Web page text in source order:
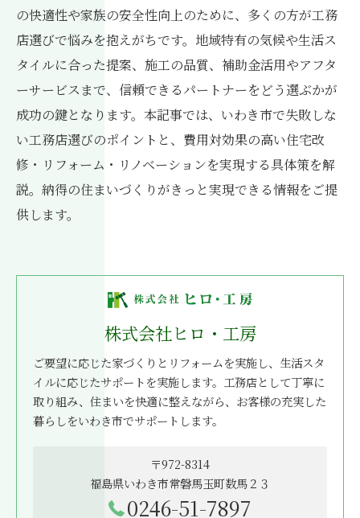
の快適性や家族の安全性向上のために、多くの方が工務
店選びで悩みを抱えがちです。地域特有の気候や生活ス
タイルに合った提案、施工の品質、補助金活用やアフタ
ーサービスまで、信頼できるパートナーをどう選ぶかが
成功の鍵となります。本記事では、いわき市で失敗しな
い工務店選びのポイントと、費用対効果の高い住宅改
修・リフォーム・リノベーションを実現する具体策を解
説。納得の住まいづくりがきっと実現できる情報をご提
供します。
株式会社ヒロ・工房
ご要望に応じた家づくりとリフォームを実施し、生活スタ
イルに応じたサポートを実施します。工務店として丁寧に
取り組み、住まいを快適に整えながら、お客様の充実した
暮らしをいわき市でサポートします。
〒972-8314
福島県いわき市常磐馬玉町数馬２３
0246-51-7897